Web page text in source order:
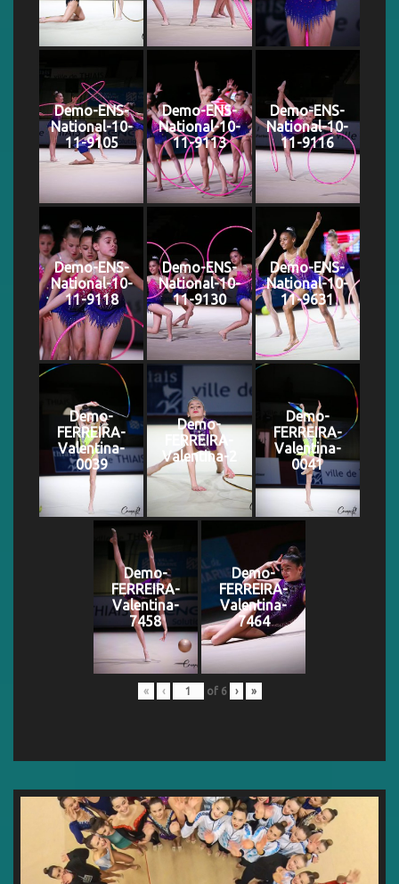
Demo-ENS-
National-10-
11-9105
Demo-ENS-
National-10-
11-9113
Demo-ENS-
National-10-
11-9116
Demo-ENS-
National-10-
11-9118
Demo-ENS-
National-10-
11-9130
Demo-ENS-
National-10-
11-9631
Demo-
FERREIRA-
Valentina-
0039
Demo-
FERREIRA-
Valentina-2
Demo-
FERREIRA-
Valentina-
0041
Demo-
FERREIRA-
Valentina-
7458
Demo-
FERREIRA-
Valentina-
7464
« ‹ of 6 › »